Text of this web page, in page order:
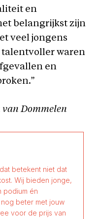
en
belangrijkst zijn
veel jongens
talentvoller waren
en
Dommelen
betekent niet dat
Wij bieden jonge,
podium én
beter met jouw
voor de prijs van